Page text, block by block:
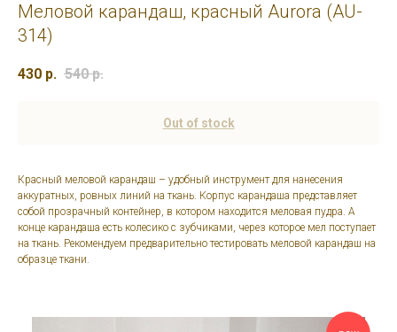
Меловой карандаш, красный Aurora (AU-
314)
430 р. 540 р.
Out of stock
Красный меловой карандаш – удобный инструмент для нанесения
аккуратных, ровных линий на ткань. Корпус карандаша представляет
собой прозрачный контейнер, в котором находится меловая пудра. А
конце карандаша есть колесико с зубчиками, через которое мел поступает
на ткань. Рекомендуем предварительно тестировать меловой карандаш на
образце ткани.